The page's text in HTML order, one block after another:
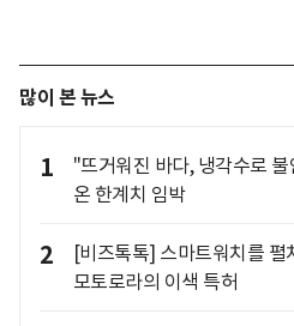
많이 본 뉴스
1
"뜨거워진 바다, 냉각수로
온 한계치 임박
2
[비즈톡톡] 스마트워치를
모토로라의 이색 특허